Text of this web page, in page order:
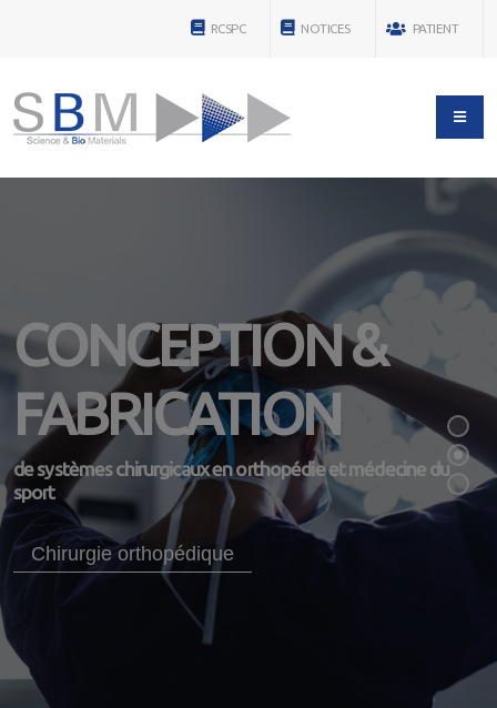
RCSPC NOTICES PATIENT
CONCEPTION &
FABRICATION
de systèmes chirurgicaux en orthopédie et médecine du
sport
Chirurgie orthopédique